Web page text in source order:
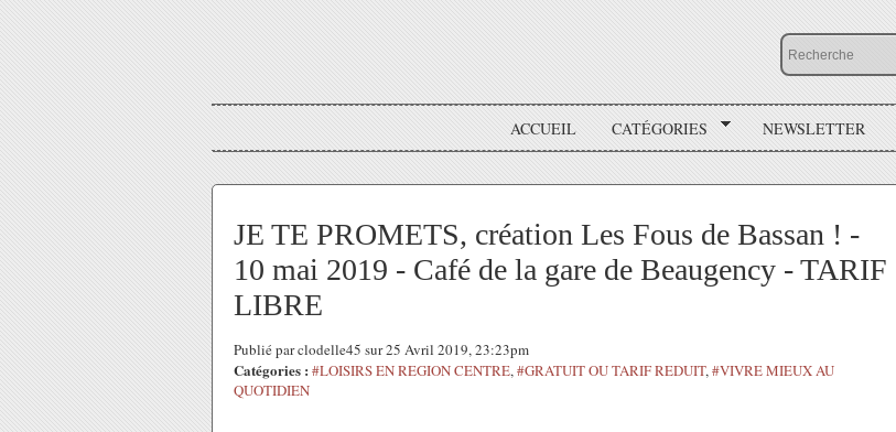
ACCUEIL CATÉGORIES NEWSLETTER
JE TE PROMETS, création Les Fous de Bassan ! -
10 mai 2019 - Café de la gare de Beaugency - TARIF
LIBRE
Publié par clodelle45 sur 25 Avril 2019, 23:23pm
Catégories : #LOISIRS EN REGION CENTRE,#GRATUIT OU TARIF REDUIT,#VIVRE MIEUX AU
QUOTIDIEN